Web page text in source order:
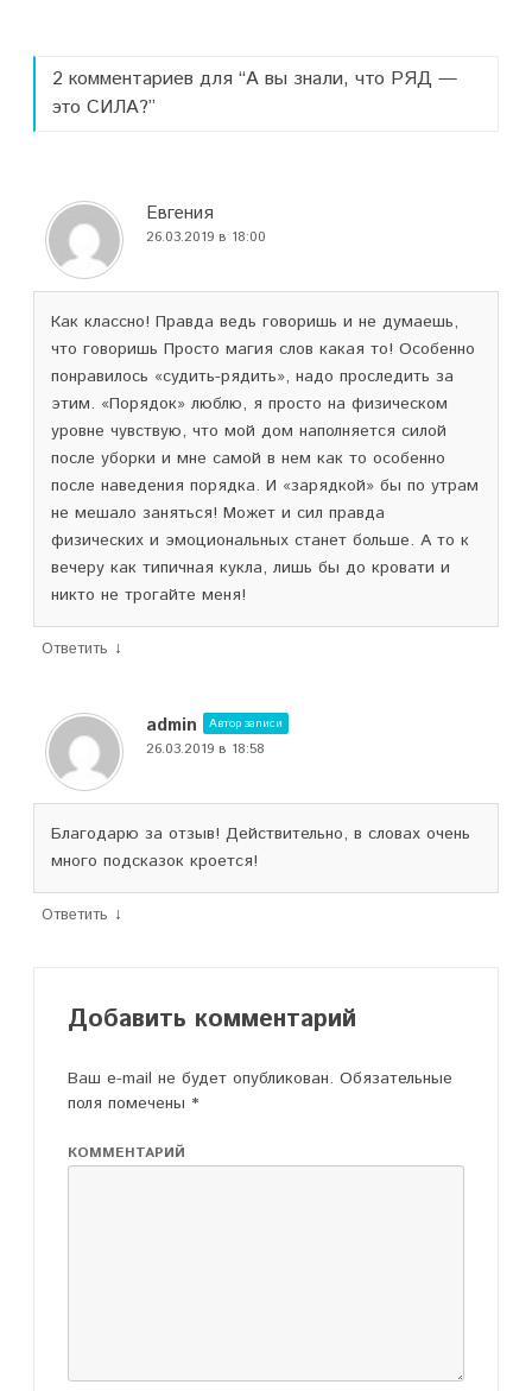
2 комментариев для “А вы знали, что РЯД —
это СИЛА?”
Евгения
26.03.2019 в 18:00
Как классно! Правда ведь говоришь и не думаешь,
что говоришь Просто магия слов какая то! Особенно
понравилось «судить-рядить», надо проследить за
этим. «Порядок» люблю, я просто на физическом
уровне чувствую, что мой дом наполняется силой
после уборки и мне самой в нем как то особенно
после наведения порядка. И «зарядкой» бы по утрам
не мешало заняться! Может и сил правда
физических и эмоциональных станет больше. А то к
вечеру как типичная кукла, лишь бы до кровати и
никто не трогайте меня!
Ответить ↓
admin Автор записи
26.03.2019 в 18:58
Благодарю за отзыв! Действительно, в словах очень
много подсказок кроется!
Ответить ↓
Добавить комментарий
Ваш e-mail не будет опубликован. Обязательные
поля помечены *
КОММЕНТАРИЙ